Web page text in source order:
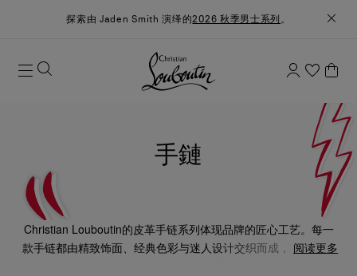
探索由 Jaden Smith 演绎的2026 秋季男士系列 。
手鏈
Christian Louboutin的皮革手链系列体现品牌的匠心工艺。每一
款手链都由精致饰面、经典色彩与迷人设计交织而成，为造型增
阅读更多